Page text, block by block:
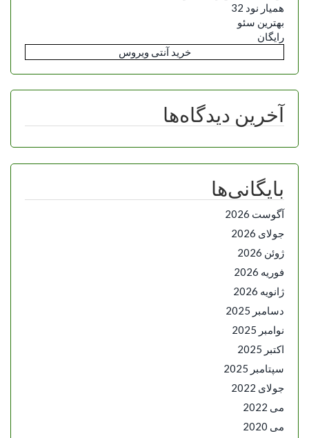
همیار نود 32
بهترین سئو
رایگان
خرید آنتی ویروس
آخرین دیدگاه‌ها
بایگانی‌ها
آگوست 2026
جولای 2026
ژوئن 2026
فوریه 2026
ژانویه 2026
دسامبر 2025
نوامبر 2025
اکتبر 2025
سپتامبر 2025
جولای 2022
می 2022
می 2020